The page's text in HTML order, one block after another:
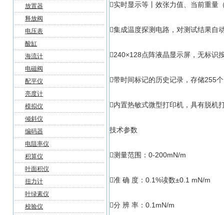
放置器
释放阀
电压表
酸缸
海流计
电磁阀
配平仪
亮度计
模拟仪
倾斜仪
编码器
电阻率仪
积算仪
叶面积仪
扭力计
叶绿素仪
校验仪
实时显示等丨效张力值、当前重量
集成温度探测电路，对测试结果自
240×128点阵液晶显示屏，无标识
带时间标记的历史记录，存储255
内置热敏式微型打印机，具有脱机
技术参数
测量范围：0-200mN/m
准 确 度：0.1%读数±0.1 mN/m
分 辨 率：